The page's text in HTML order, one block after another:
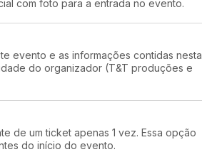
com foto para a entrada no evento.
evento e as informações contidas nesta
do organizador (T&T produções e
de um ticket apenas 1 vez. Essa opção
do início do evento.